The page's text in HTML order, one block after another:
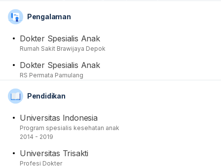
Universitas Indonesia.
Anak Indonesia (IDAI) dan Ikatan Dokter Indonesia (IDI)
Cabang Jakarta Pusat. Sebelum di Brawijaya, dirinya
pernah berpraktik di RS Permata Pamulang.
Semasa mahasiswa, dia memiliki publikasi yang
berjudul, "Hubungan pemakaian kotrimoksazol dengan
mortalitas pada anak terinfeksi HIV yang telah
mendapat ARV di rumah sakit Dr. Cipto Mangunkusumo
dan faktor-faktor yang memengaruhinya (2019)."
Pengalaman
Dokter Spesialis Anak
Rumah Sakit Brawijaya Depok
Dokter Spesialis Anak
RS Permata Pamulang
Pendidikan
Universitas Indonesia
Program spesialis kesehatan anak
2014 - 2019
Universitas Trisakti
Profesi Dokter